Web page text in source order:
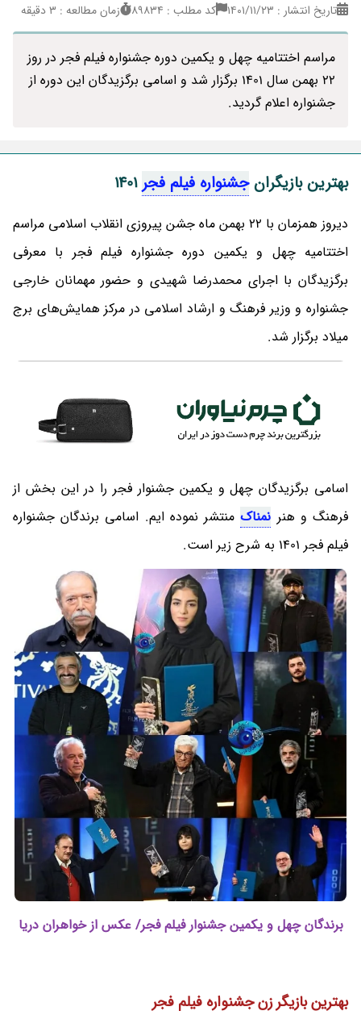
تاریخ انتشار : ۱۴۰۱/۱۱/۲۳ کد مطلب : 89834 زمان مطالعه : 3 دقیقه
مراسم اختتامیه چهل و یکمین دوره جشنواره فیلم فجر در روز
22 بهمن سال 1401 برگزار شد و اسامی برگزیدگان این دوره از
جشنواره اعلام گردید.
بهترین بازیگرانجشنواره فیلم فجر 1401
دیروز همزمان با 22 بهمن ماه جشن پیروزی انقلاب اسلامی مراسم
اختتامیه چهل و یکمین دوره جشنواره فیلم فجر با معرفی
برگزیدگان با اجرای محمدرضا شهیدی و حضور مهمانان خارجی
جشنواره و وزیر فرهنگ و ارشاد اسلامی در مرکز همایش‌های برج
میلاد برگزار شد.
اسامی برگزیدگان چهل و یکمین جشنوار فجر را در این بخش از
فرهنگ و هنر نمناکمنتشر نموده ایم. اسامی برندگان جشنواره
فیلم فجر 1401 به شرح زیر است.
برندگان چهل و یکمین جشنوار فیلم فجر/ عکس از خواهران دریا
بهترین بازیگر زن جشنواره فیلم فجر